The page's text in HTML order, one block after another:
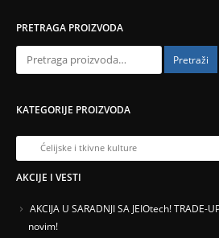
PRETRAGA PROIZVODA
Pretraži
KATEGORIJE PROIZVODA
AKCIJE I VESTI
AKCIJA U SARADNJI SA JEIOtech!
novim!